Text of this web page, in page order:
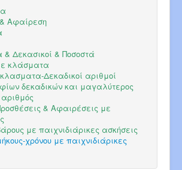
Αφαίρεση
Δεκασικοί & Ποσοστά
κλάσματα
Δεκαδικοί αριθμοί
δεκαδικών και μαγαλύτερος
& Αφαιρέσεις με
με παιχνιδιάρικες ασκήσεις
χρόνου με παιχνιδιάρικες